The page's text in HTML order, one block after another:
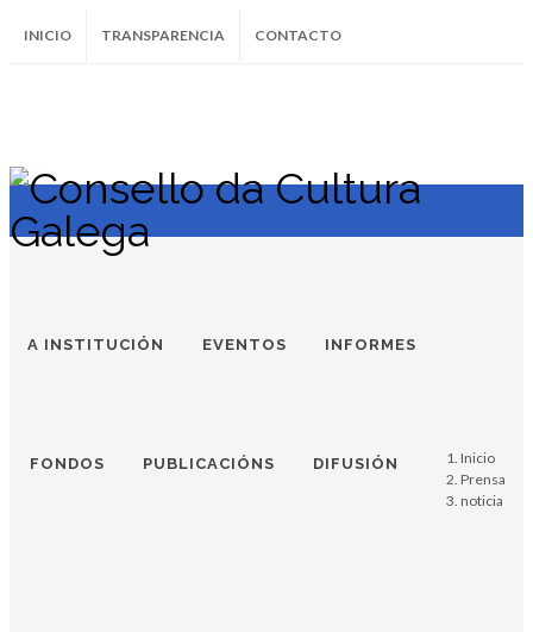
INICIO TRANSPARENCIA CONTACTO
InstagramFacebookTwitter Soundcloud
Youtube
A INSTITUCIÓN EVENTOS INFORMES
FONDOS PUBLICACIÓNS DIFUSIÓN
Inicio
Prensa
noticia